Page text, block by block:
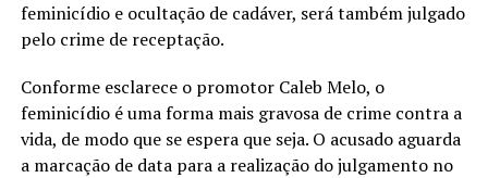
feminicídio e ocultação de cadáver, será também julgado
pelo crime de receptação.
Conforme esclarece o promotor Caleb Melo, o
feminicídio é uma forma mais gravosa de crime contra a
vida, de modo que se espera que seja. O acusado aguarda
a marcação de data para a realização do julgamento no